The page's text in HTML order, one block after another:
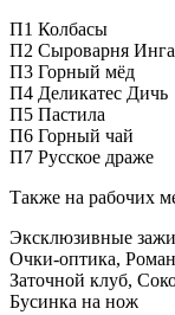
П1 Колбасы
П2 Сыроварня
П3 Горный мёд
П4 Деликатес Дичь
П5 Пастила
П6 Горный чай
П7 Русское драже
Также на рабочих
Эксклюзивные
Очки-оптика, Роман
Заточной клуб,
Бусинка на нож